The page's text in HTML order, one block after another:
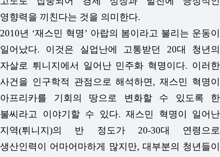
영향력을 끼친다는 것을 의미한다.
2010년 ‘재스민 혁명’ 아랍의 봄이라고 불리는 운동이
일어났다. 이것은 실업난에 고통받던 20대 청년의
자살로 튀니지에서 일어난 민주화 혁명이다. 이러한
사건을 인구학적 관점으로 해석하면, 재스민 혁명이
아프리카를 기회의 땅으로 변화할 수 있도록 한
불씨라고 이야기할 수 있다. 재스민 혁명이 일어난
지역(튀니지)의 반 정도가 20-30대 연령으로
생산인력이 어마어마하게 많지만, 대부분의 청년들이